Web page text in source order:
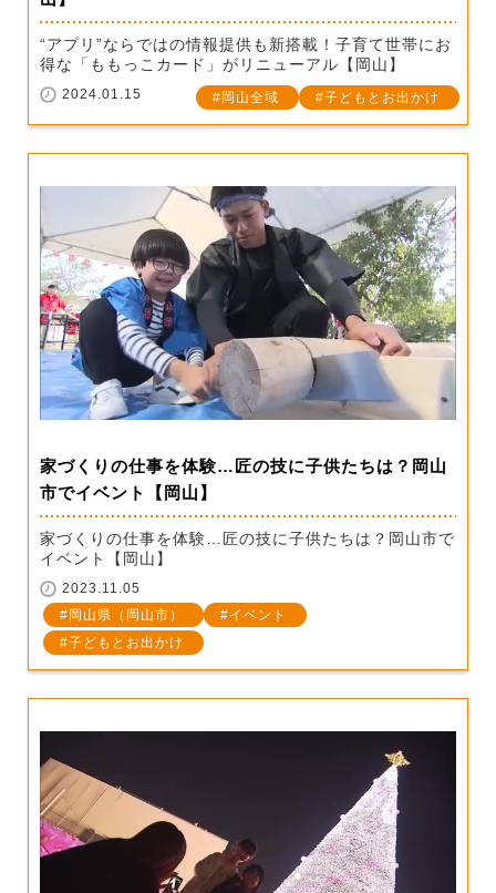
“アプリ”ならではの情報提供も新搭載！子育て世帯にお
得な「ももっこカード」がリニューアル【岡山】
2024.01.15 岡山全域 子どもとお出かけ
家づくりの仕事を体験…匠の技に子供たちは？岡山
市でイベント【岡山】
家づくりの仕事を体験…匠の技に子供たちは？岡山市で
イベント【岡山】
2023.11.05
岡山県（岡山市）
イベント
子どもとお出かけ